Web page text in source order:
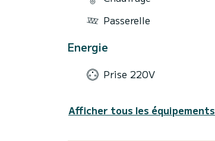
Passerelle
Energie
Prise 220V
Afficher tous les équipements